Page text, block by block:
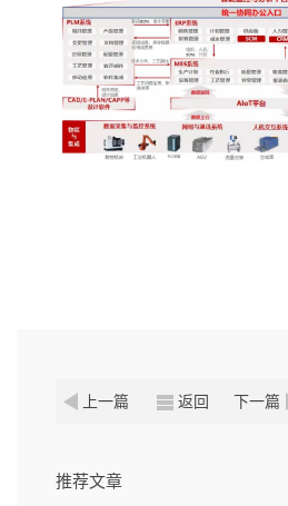
上一篇 返回 下一篇
推荐文章